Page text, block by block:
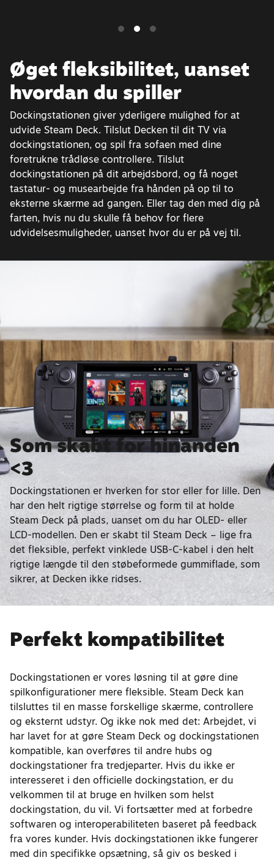
Øget fleksibilitet, uanset
hvordan du spiller
Dockingstationen giver yderligere mulighed for at
udvide Steam Deck. Tilslut Decken til dit TV via
dockingstationen, og spil fra sofaen med dine
foretrukne trådløse controllere. Tilslut
dockingstationen på dit arbejdsbord, og få noget
tastatur- og musearbejde fra hånden på op til to
eksterne skærme ad gangen. Eller tag den med dig på
farten, hvis nu du skulle få behov for flere
udvidelsesmuligheder, uanset hvor du er på vej til.
Som skabt for hinanden
<3
Dockingstationen er hverken for stor eller for lille. Den
har den helt rigtige størrelse og form til at holde
Steam Deck på plads, uanset om du har OLED- eller
LCD-modellen. Den er skabt til Steam Deck – lige fra
det fleksible, perfekt vinklede USB-C-kabel i den helt
rigtige længde til den støbeformede gummiflade, som
sikrer, at Decken ikke ridses.
Perfekt kompatibilitet
Dockingstationen er vores løsning til at gøre dine
spilkonfigurationer mere fleksible. Steam Deck kan
tilsluttes til en masse forskellige skærme, controllere
og eksternt udstyr. Og ikke nok med det: Arbejdet, vi
har lavet for at gøre Steam Deck og dockingstationen
kompatible, kan overføres til andre hubs og
dockingstationer fra tredjeparter. Hvis du ikke er
interesseret i den officielle dockingstation, er du
velkommen til at bruge en hvilken som helst
dockingstation, du vil. Vi fortsætter med at forbedre
softwaren og interoperabiliteten baseret på feedback
fra vores kunder. Hvis dockingstationen ikke fungerer
med din specifikke opsætning, så giv os besked i